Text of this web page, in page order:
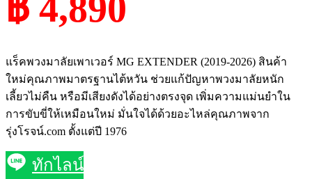
฿ 4,890
แร็คพวงมาลัยเพาเวอร์ MG EXTENDER (2019-2026) สินค้า
ใหม่คุณภาพมาตรฐานไต้หวัน ช่วยแก้ปัญหาพวงมาลัยหนัก
เลี้ยวไม่คืน หรือมีเสียงดังได้อย่างตรงจุด เพิ่มความแม่นยำใน
การขับขี่ให้เหมือนใหม่ มั่นใจได้ด้วยอะไหล่คุณภาพจาก
รุ่งโรจน์.com ตั้งแต่ปี 1976
ทักไลน์